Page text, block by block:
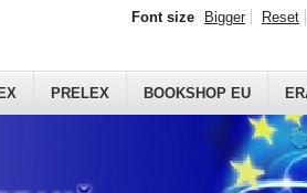
PRELEX BOOKSHOP EU
Font size Bigger Reset